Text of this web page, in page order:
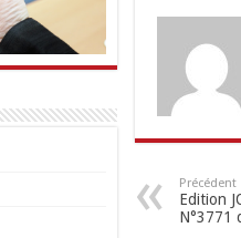
Précédent
Edition
N°3771